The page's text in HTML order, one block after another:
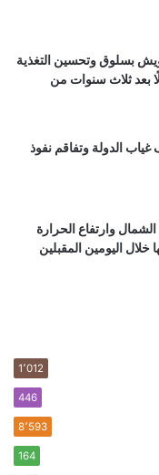
بسلوق وتحسين التغذية
لنحو 174 منزلًا بعد ثلاث سنوات من
الدولة وتفاقم نفوذ
وارتفاع الحرارة
خلال اليومين المقبلين
1٬012
446
8٬593
164